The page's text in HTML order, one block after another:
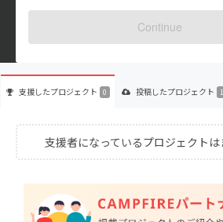
Continue
出身国：日本 出身地：京都府
支援したプロジェクト 0 投稿したプロジェクト 1
支援者になっているプロジェクトは